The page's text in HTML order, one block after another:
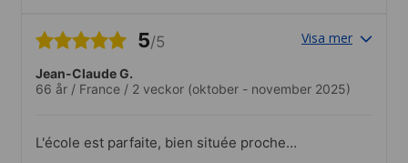
5/5 Visa mer
Jean-Claude G.
66 år / France / 2 veckor (oktober - november 2025)
L'école est parfaite, bien située proche